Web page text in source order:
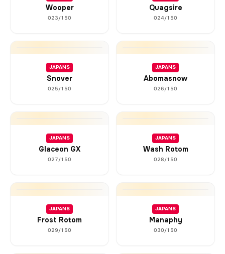
Wooper
023/150
Quagsire
024/150
JAPANS
Snover
025/150
JAPANS
Abomasnow
026/150
JAPANS
Glaceon GX
027/150
JAPANS
Wash Rotom
028/150
JAPANS
Frost Rotom
029/150
JAPANS
Manaphy
030/150